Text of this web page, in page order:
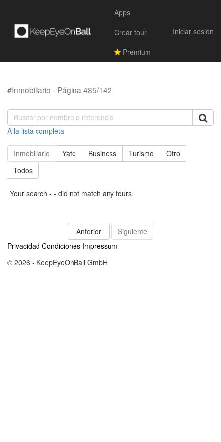
Apps
Crear tour
Premium
Iniciar sesión
#Inmobiliario - Página 485/142
A la lista completa
Inmobiliario Yate Business Turismo
Otro
Todos
Your search - - did not match any tours.
Anterior
Siguiente
Privacidad Condiciones Impressum
© 2026 - KeepEyeOnBall GmbH